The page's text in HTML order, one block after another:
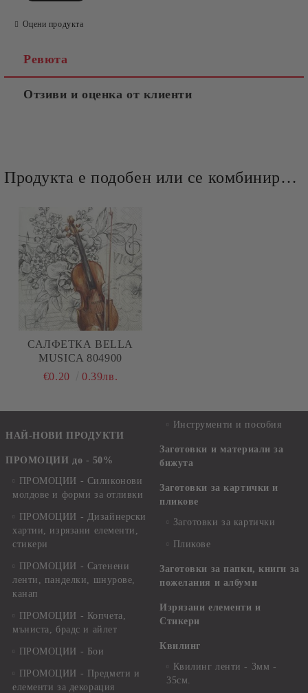
Оцени продукта
Ревюта
Отзиви и оценка от клиенти
Продукта е подобен или се комбинира добре и със следните продукти :
САЛФЕТКА BELLA
MUSICA 804900
€0.20
0.39лв.
НАЙ-НОВИ ПРОДУКТИ
ПРОМОЦИИ до - 50%
ПРОМОЦИИ - Силиконови
молдове и форми за отливки
ПРОМОЦИИ - Дизайнерски
хартии, изрязани елементи,
стикери
ПРОМОЦИИ - Сатенени
ленти, панделки, шнурове,
канап
ПРОМОЦИИ - Копчета,
мъниста, брадс и айлет
ПРОМОЦИИ - Бои
ПРОМОЦИИ - Предмети и
елементи за декорация
Инструменти и пособия
Заготовки и материали за
бижута
Заготовки за картички и
пликове
Заготовки за картички
Пликове
Заготовки за папки, книги за
пожелания и албуми
Изрязани елементи и
Стикери
Квилинг
Квилинг ленти - 3мм -
35см.